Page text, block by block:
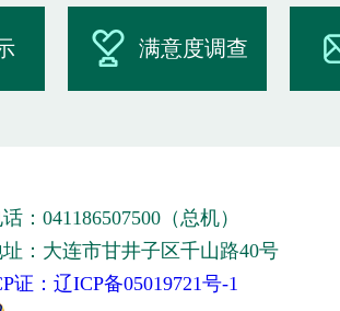
满意度调查
：041186507500（总机）
：大连市甘井子区千山路40号
证：辽ICP备05019721号-1